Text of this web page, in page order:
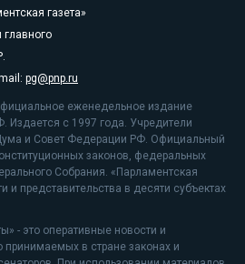
газета»
pg@pnp.ru
еженедельное издание
Издается с 1997 года. Учредители
и Совет Федерации РФ. Официальный
законов, федеральных
Собрания. «Парламентская
и представительства в десяти субъектах
- это оперативные новости и
в стране законах и